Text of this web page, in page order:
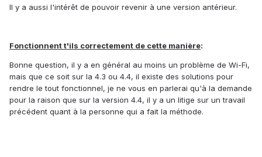
Il y a aussi l'intérêt de pouvoir revenir à une version antérieur.
Fonctionnent t'ils correctement de cette manière:
Bonne question, il y a en général au moins un problème de Wi-Fi,
mais que ce soit sur la 4.3 ou 4.4, il existe des solutions pour
rendre le tout fonctionnel, je ne vous en parlerai qu'à la demande
pour la raison que sur la version 4.4, il y a un litige sur un travail
précédent quant à la personne qui a fait la méthode.